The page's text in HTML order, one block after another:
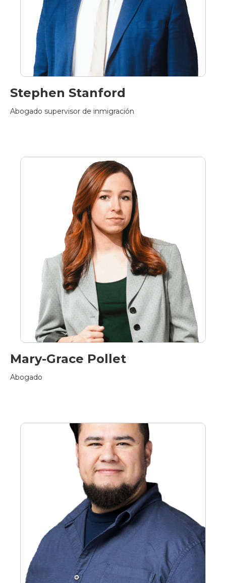
Stephen Stanford
Abogado supervisor de inmigración
Mary-Grace Pollet
Abogado